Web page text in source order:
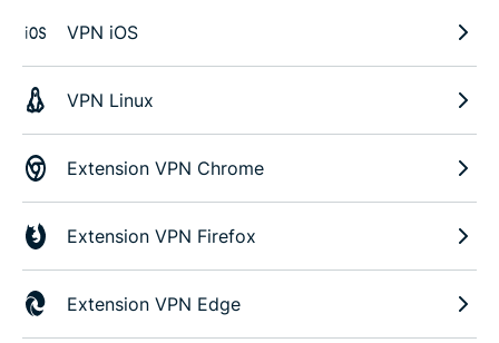
VPN iOS
VPN Linux
Extension VPN Chrome
Extension VPN Firefox
Extension VPN Edge